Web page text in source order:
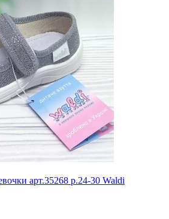
арт.35268 р.24-30 Waldi